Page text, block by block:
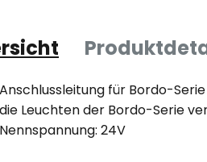
Anschlussleitung für Bordo-
die Leuchten der Bordo-Serie
Nennspannung: 24V